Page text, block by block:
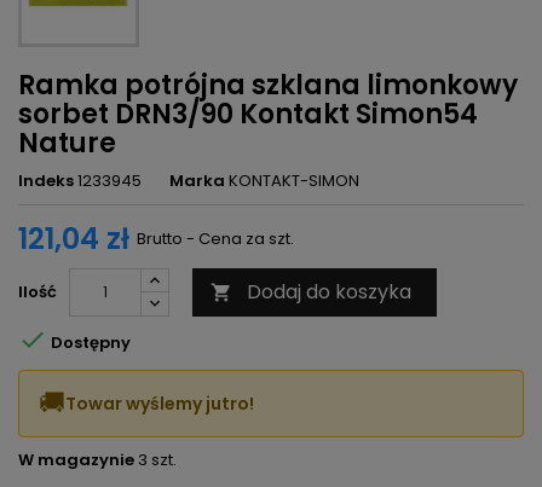
Ramka potrójna szklana limonkowy
sorbet DRN3/90 Kontakt Simon54
Nature
Indeks1233945 Marka KONTAKT-SIMON
121,04 zł Brutto - Cena za szt.
Ilość  Dodaj do koszyka
 Dostępny
🚚Towar wyślemy jutro!
W magazynie 3 szt.